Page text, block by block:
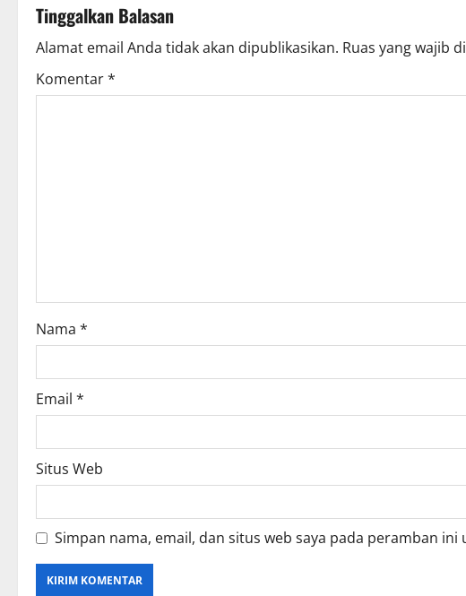
Tinggalkan Balasan
Alamat email Anda tidak akan dipublikasikan. Ruas yang wajib
Komentar*
Nama *
Email *
Situs Web
Simpan nama, email, dan situs web saya pada peramban